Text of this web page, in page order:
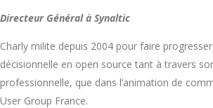
Directeur Général à Synaltic
Charly milite depuis 2004 pour faire
décisionnelle en open source tant à travers
professionnelle, que dans l’animation de
User Group France.